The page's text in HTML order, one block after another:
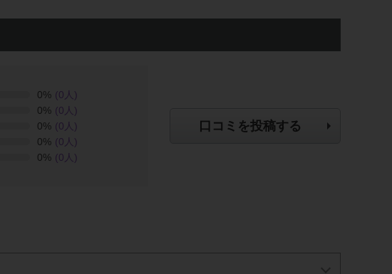
0% (0 人)
0% (0 人)
0% (0 人)
0% (0 人)
0% (0 人)
口コミを投稿する